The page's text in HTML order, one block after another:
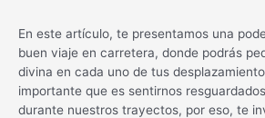
En este artículo, te presentamos una
buen viaje en carretera, donde podrás
divina en cada uno de tus
importante que es sentirnos
durante nuestros trayectos, por eso, te